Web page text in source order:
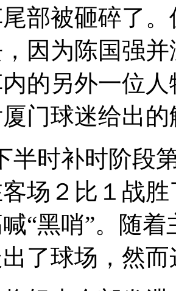
部被砸碎了
因为陈国强
内的另外一位
门球迷给出
半时补时阶段
场２比１战
“黑哨”。随
了球场，然